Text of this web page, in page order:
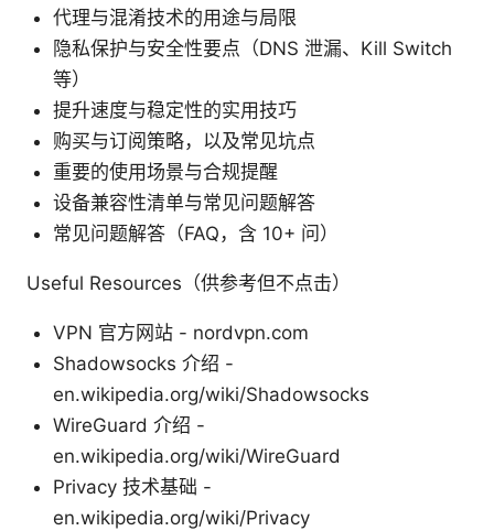
代理与混淆技术的用途与局限
隐私保护与安全性要点（DNS 泄漏、Kill Switch
等）
提升速度与稳定性的实用技巧
购买与订阅策略，以及常见坑点
重要的使用场景与合规提醒
设备兼容性清单与常见问题解答
常见问题解答（FAQ，含 10+ 问）
Useful Resources（供参考但不点击）
VPN 官方网站 - nordvpn.com
Shadowsocks 介绍 -
en.wikipedia.org/wiki/Shadowsocks
WireGuard 介绍 -
en.wikipedia.org/wiki/WireGuard
Privacy 技术基础 -
en.wikipedia.org/wiki/Privacy